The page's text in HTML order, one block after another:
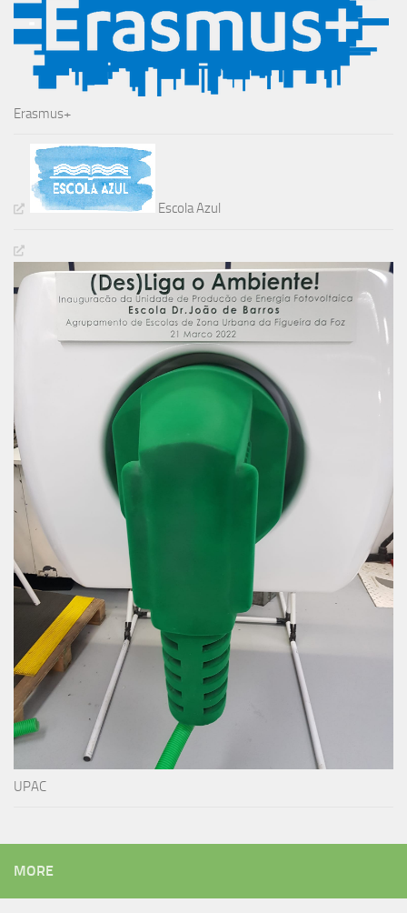
Erasmus+
Escola Azul
UPAC
MORE